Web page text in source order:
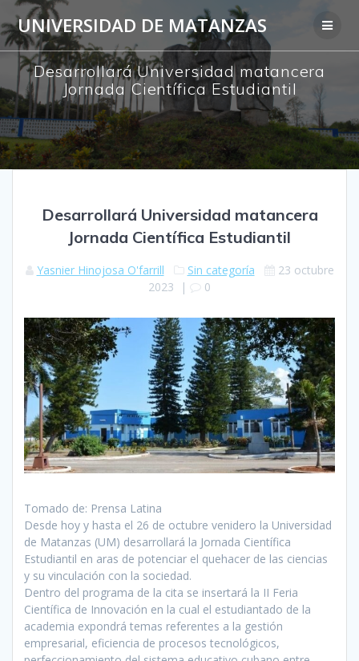
Saltar
al
contenido
UNIVERSIDAD DE MATANZAS
Desarrollará Universidad matancera
Jornada Científica Estudiantil
Desarrollará Universidad matancera
Jornada Científica Estudiantil
Yasnier Hinojosa O'farrill Sin categoría
23 octubre
2023 | 0
Tomado de: Prensa Latina
Desde hoy y hasta el 26 de octubre venidero la Universidad
de Matanzas (UM) desarrollará la Jornada Científica
Estudiantil en aras de potenciar el quehacer de las ciencias
y su vinculación con la sociedad.
Dentro del programa de la cita se insertará la II Feria
Científica de Innovación en la cual el estudiantado de la
academia expondrá temas referentes a la gestión
empresarial, eficiencia de procesos tecnológicos,